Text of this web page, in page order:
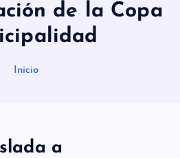
de la Copa
Inicio
a